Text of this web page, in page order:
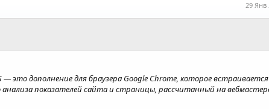
29 Янв
дополнение для браузера Google Chrome, которое
показателей сайта и страницы, рассчитанный на